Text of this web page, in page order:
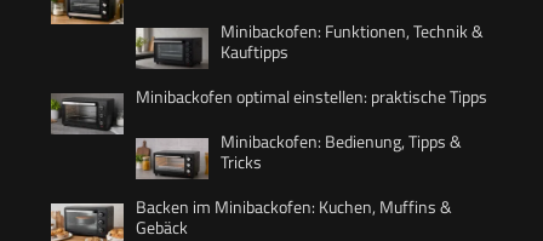
Minibackofen: Funktionen, Technik &
Kauftipps
Minibackofen optimal einstellen: praktische Tipps
Minibackofen: Bedienung, Tipps &
Tricks
Backen im Minibackofen: Kuchen, Muffins &
Gebäck